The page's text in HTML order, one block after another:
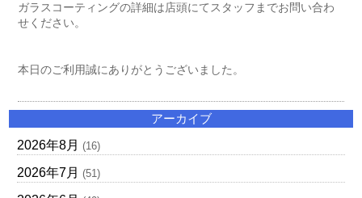
ガラスコーティングの詳細は店頭にてスタッフまでお問い合わ
せください。
本日のご利用誠にありがとうございました。
アーカイブ
2026年8月 (16)
2026年7月 (51)